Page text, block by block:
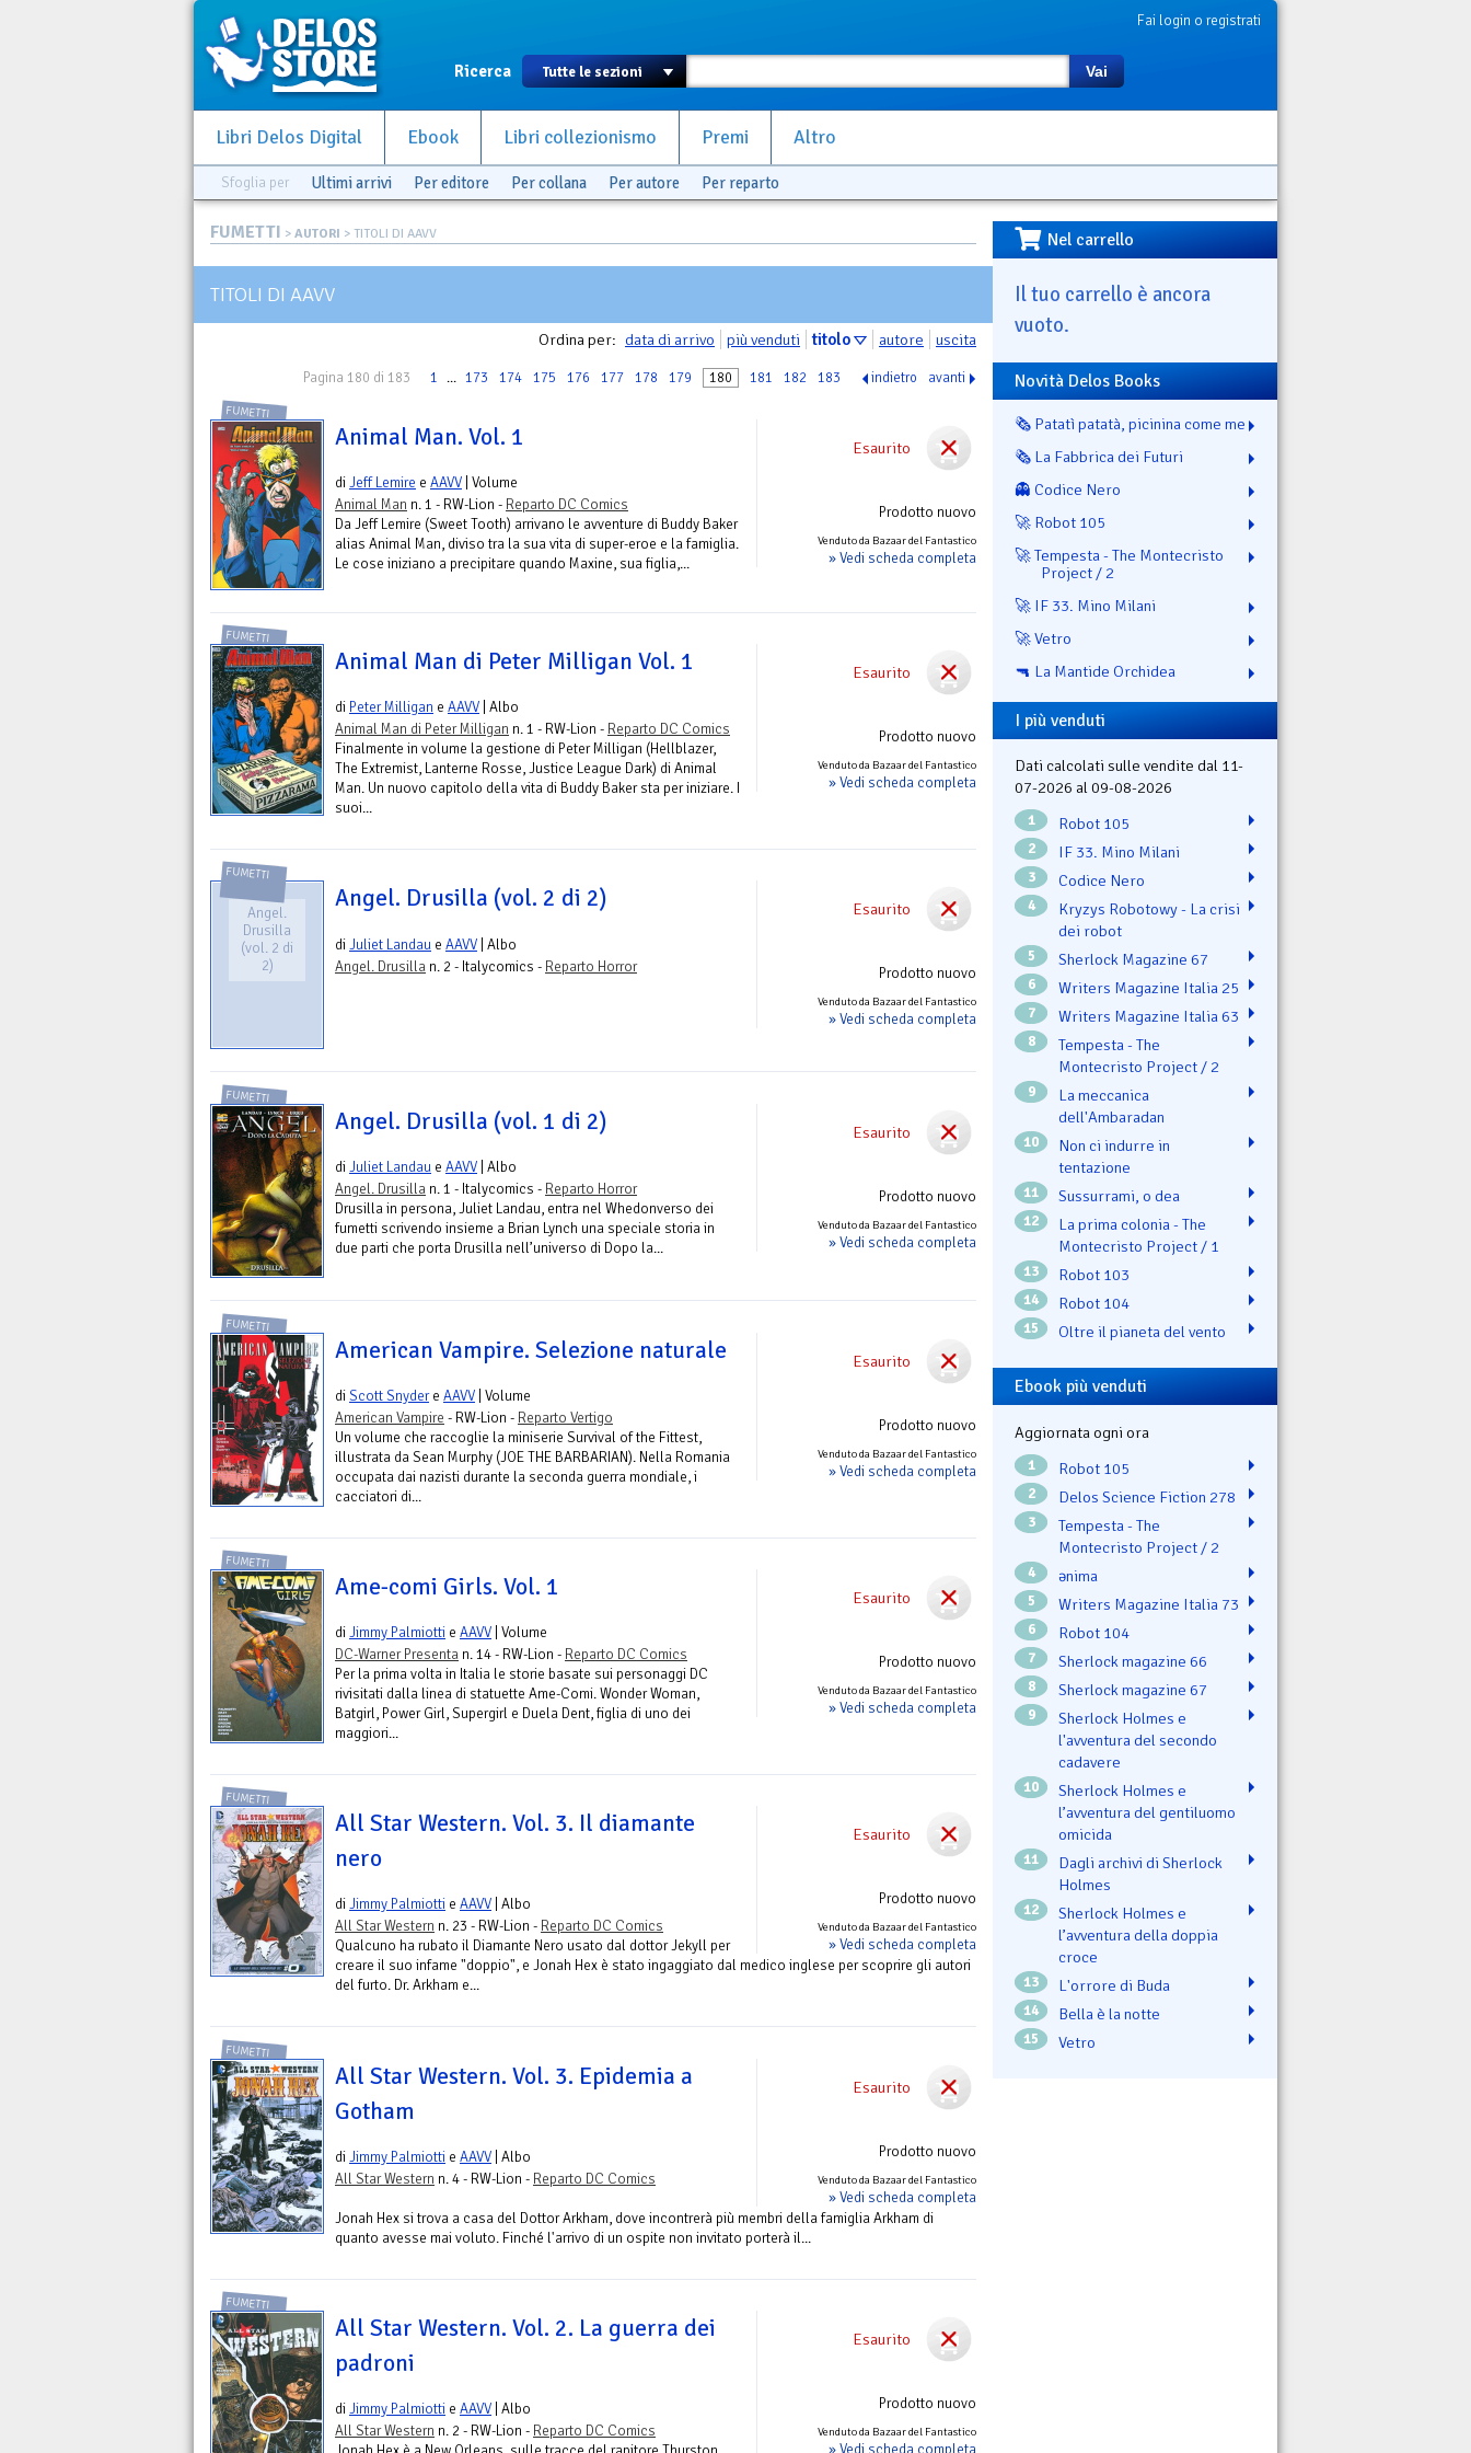
Fai login o registrati
Ricerca Vai
Libri Delos Digital Ebook Libri collezionismo Premi Altro
Sfoglia per Ultimi arrivi Per editore Per collana Per autore Per reparto
FUMETTI > AUTORI > TITOLI DI AAVV
TITOLI DI AAVV
Ordina per: data di arrivo più venduti titolo autore uscita
Pagina 180 di 183 1 ... 173 174 175 176 177 178 179 180 181 182 183 indietro avanti
Esaurito
Prodotto nuovo
Venduto da Bazaar del Fantastico
» Vedi scheda completa
FUMETTI
Animal Man. Vol. 1
diJeff Lemire e AAVV | Volume
Animal Man n. 1 - RW-Lion - Reparto DC Comics
Da Jeff Lemire (Sweet Tooth) arrivano le avventure di Buddy Baker
alias Animal Man, diviso tra la sua vita di super-eroe e la famiglia.
Le cose iniziano a precipitare quando Maxine, sua figlia,...
Esaurito
Prodotto nuovo
Venduto da Bazaar del Fantastico
» Vedi scheda completa
FUMETTI
Animal Man di Peter Milligan Vol. 1
di Peter Milligan e AAVV | Albo
Animal Man di Peter Milligan n. 1 - RW-Lion - Reparto DC Comics
Finalmente in volume la gestione di Peter Milligan (Hellblazer,
The Extremist, Lanterne Rosse, Justice League Dark) di Animal
Man. Un nuovo capitolo della vita di Buddy Baker sta per iniziare. I
suoi...
Esaurito
Prodotto nuovo
Venduto da Bazaar del Fantastico
» Vedi scheda completa
FUMETTI
Angel.
Drusilla
(vol. 2 di
2)
Angel. Drusilla (vol. 2 di 2)
diJuliet Landau e AAVV | Albo
Angel. Drusilla n. 2 - Italycomics - Reparto Horror
Esaurito
Prodotto nuovo
Venduto da Bazaar del Fantastico
» Vedi scheda completa
FUMETTI
Angel. Drusilla (vol. 1 di 2)
diJuliet Landau e AAVV | Albo
Angel. Drusilla n. 1 - Italycomics - Reparto Horror
Drusilla in persona, Juliet Landau, entra nel Whedonverso dei
fumetti scrivendo insieme a Brian Lynch una speciale storia in
due parti che porta Drusilla nell’universo di Dopo la...
Esaurito
Prodotto nuovo
Venduto da Bazaar del Fantastico
» Vedi scheda completa
FUMETTI
American Vampire. Selezione naturale
diScott Snydere AAVV | Volume
American Vampire - RW-Lion - Reparto Vertigo
Un volume che raccoglie la miniserie Survival of the Fittest,
illustrata da Sean Murphy (JOE THE BARBARIAN). Nella Romania
occupata dai nazisti durante la seconda guerra mondiale, i
cacciatori di...
Esaurito
Prodotto nuovo
Venduto da Bazaar del Fantastico
» Vedi scheda completa
FUMETTI
Ame-comi Girls. Vol. 1
diJimmy Palmiotti e AAVV | Volume
DC-Warner Presenta n. 14 - RW-Lion - Reparto DC Comics
Per la prima volta in Italia le storie basate sui personaggi DC
rivisitati dalla linea di statuette Ame-Comi. Wonder Woman,
Batgirl, Power Girl, Supergirl e Duela Dent, figlia di uno dei
maggiori...
Esaurito
Prodotto nuovo
Venduto da Bazaar del Fantastico
» Vedi scheda completa
FUMETTI
All Star Western. Vol. 3. Il diamante
nero
diJimmy Palmiotti e AAVV | Albo
All Star Western n. 23 - RW-Lion - Reparto DC Comics
Qualcuno ha rubato il Diamante Nero usato dal dottor Jekyll per
creare il suo infame "doppio", e Jonah Hex è stato ingaggiato dal medico inglese per scoprire gli autori
del furto. Dr. Arkham e...
Esaurito
Prodotto nuovo
Venduto da Bazaar del Fantastico
» Vedi scheda completa
FUMETTI
All Star Western. Vol. 3. Epidemia a
Gotham
diJimmy Palmiotti e AAVV | Albo
All Star Western n. 4 - RW-Lion - Reparto DC Comics
Jonah Hex si trova a casa del Dottor Arkham, dove incontrerà più membri della famiglia Arkham di
quanto avesse mai voluto. Finché l'arrivo di un ospite non invitato porterà il...
Esaurito
Prodotto nuovo
Venduto da Bazaar del Fantastico
FUMETTI
All Star Western. Vol. 2. La guerra dei
padroni
diJimmy Palmiotti e AAVV | Albo
All Star Western n. 2 - RW-Lion - Reparto DC Comics
Nel carrello
Il tuo carrello è ancora
vuoto.
Novità Delos Books
🗞️ Patatì patatà, picinina come me
🗞️ La Fabbrica dei Futuri
👻 Codice Nero
🚀 Robot 105
🚀 Tempesta - The Montecristo
Project / 2
🚀 IF 33. Mino Milani
🚀 Vetro
🔫 La Mantide Orchidea
I più venduti
Dati calcolati sulle vendite dal 11-
07-2026 al 09-08-2026
1 Robot 105
2 IF 33. Mino Milani
3 Codice Nero
4
Kryzys Robotowy - La crisi
dei robot
5 Sherlock Magazine 67
6 Writers Magazine Italia 25
7 Writers Magazine Italia 63
8
Tempesta - The
Montecristo Project / 2
9
La meccanica
dell'Ambaradan
10
Non ci indurre in
tentazione
11 Sussurrami, o dea
12
La prima colonia - The
Montecristo Project / 1
13 Robot 103
14 Robot 104
15 Oltre il pianeta del vento
Ebook più venduti
Aggiornata ogni ora
1 Robot 105
2 Delos Science Fiction 278
3
Tempesta - The
Montecristo Project / 2
4 ənima
5 Writers Magazine Italia 73
6 Robot 104
7 Sherlock magazine 66
8 Sherlock magazine 67
9
Sherlock Holmes e
l'avventura del secondo
cadavere
10
Sherlock Holmes e
l’avventura del gentiluomo
omicida
11
Dagli archivi di Sherlock
Holmes
12
Sherlock Holmes e
l’avventura della doppia
croce
13 L'orrore di Buda
14 Bella è la notte
15 Vetro